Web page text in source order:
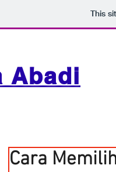
This
Abadi
Cara